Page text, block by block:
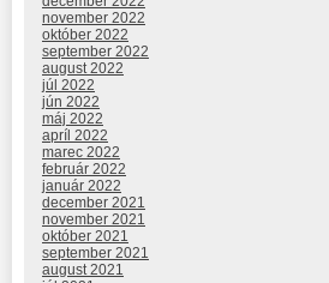
november 2022
október 2022
september 2022
august 2022
júl 2022
jún 2022
máj 2022
apríl 2022
marec 2022
február 2022
január 2022
december 2021
november 2021
október 2021
september 2021
august 2021